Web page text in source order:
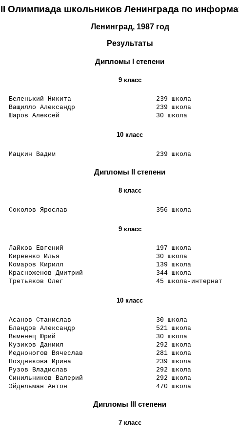
II Олимпиада школьников Ленинграда по
Ленинград, 1987 год
Результаты
Дипломы I степени
9 класс
Беленький Никита
239 школа
Ващилло Александр
239 школа
Шаров Алексей
30 школа
10 класс
Мацкин Вадим 239 школа
Дипломы II степени
8 класс
Соколов Ярослав 356 школа
9 класс
Лайков Евгений
197 школа
Киреенко Илья
30 школа
Комаров Кирилл
139 школа
Красноженов Дмитрий
344 школа
Третьяков Олег
45 школа-интернат
10 класс
Асанов Станислав
30 школа
Бландов Александр
521 школа
Выменец Юрий
30 школа
Кузиков Даниил
292 школа
Медноногов Вячеслав
281 школа
Позднякова Ирина
239 школа
Рузов Владислав
292 школа
Синильников Валерий
292 школа
Эйдельман Антон
470 школа
Дипломы III степени
7 класс